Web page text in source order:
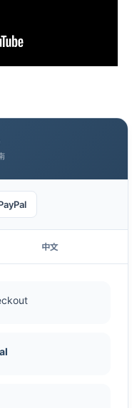
中文